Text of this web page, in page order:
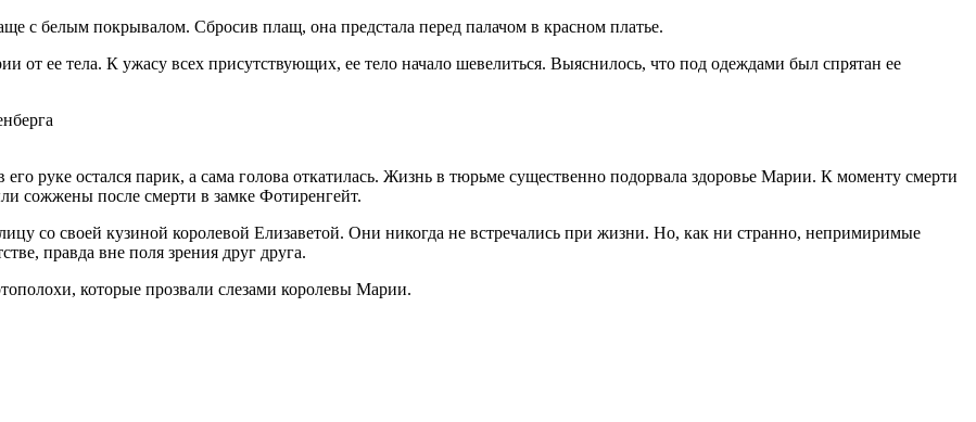
с белым покрывалом. Сбросив плащ, она предстала перед палачом в красном платье.
от ее тела. К ужасу всех присутствующих, ее тело начало шевелиться. Выяснилось, что под одеждами был спрятан ее
руке остался парик, а сама голова откатилась. Жизнь в тюрьме существенно подорвала здоровье Марии. К моменту смерти
сожжены после смерти в замке Фотиренгейт.
со своей кузиной королевой Елизаветой. Они никогда не встречались при жизни. Но, как ни странно, непримиримые
правда вне поля зрения друг друга.
которые прозвали слезами королевы Марии.